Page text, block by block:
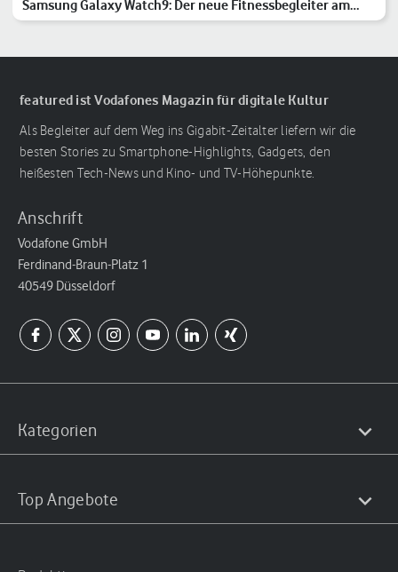
Samsung Galaxy Watch9: Der neue Fitnessbegleiter am
Handgelenk
featured ist Vodafones Magazin für digitale Kultur
Als Begleiter auf dem Weg ins Gigabit-Zeitalter liefern wir die
besten Stories zu Smartphone-Highlights, Gadgets, den
heißesten Tech-News und Kino- und TV-Höhepunkte.
Anschrift
Vodafone GmbH
Ferdinand-Braun-Platz 1
40549 Düsseldorf
Kategorien
Top Angebote